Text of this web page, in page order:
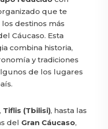
que te
destinos más
Cáucaso. Esta
combina historia,
y tradiciones
de los lugares
Tiflis (Tbilisi), hasta las
del Gran Cáucaso,